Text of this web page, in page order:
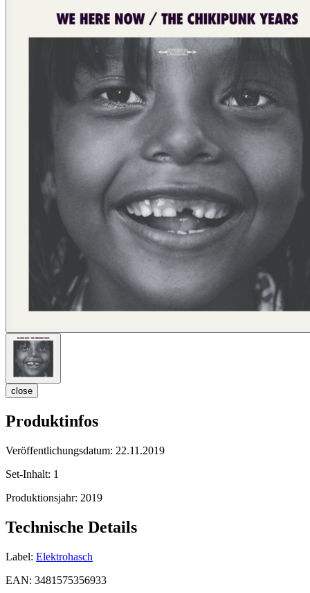
close
Produktinfos
Veröffentlichungsdatum: 22.11.2019
Set-Inhalt: 1
Produktionsjahr: 2019
Technische Details
Label: Elektrohasch
EAN: 3481575356933